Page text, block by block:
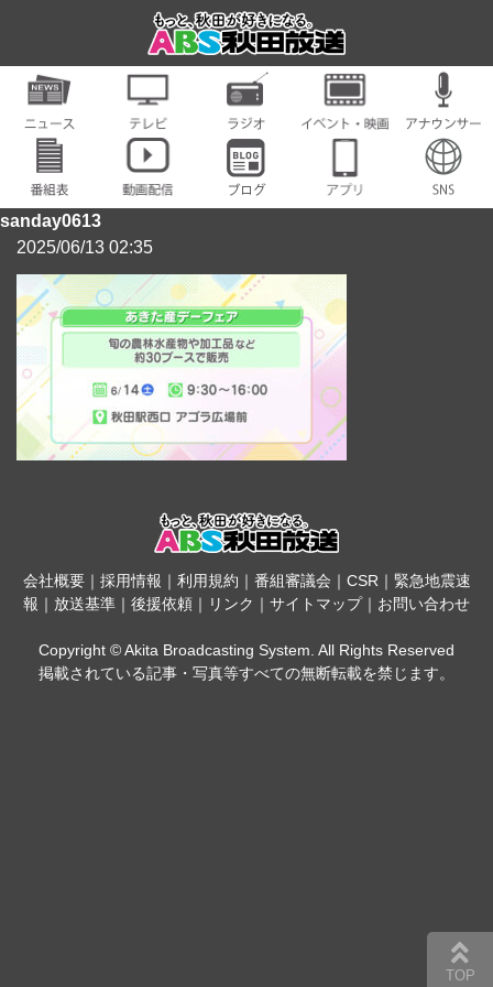
sanday0613
2025/06/13 02:35
会社概要｜ 採用情報 ｜ 利用規約 ｜ 番組審議会 ｜ CSR｜ 緊急地震速
報 ｜ 放送基準 ｜ 後援依頼 ｜ リンク ｜ サイトマップ｜ お問い合わせ
Copyright © Akita Broadcasting System. All Rights Reserved
掲載されている記事・写真等すべての無断転載を禁じます。